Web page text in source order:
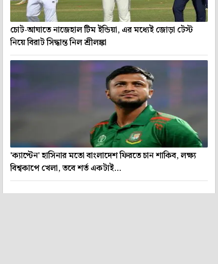
চোট-আঘাতে নাজেহাল টিম ইন্ডিয়া, এর মধ্যেই জোড়া টেস্ট
নিয়ে বিরাট সিদ্ধান্ত নিল শ্রীলঙ্কা
'ক্যাপ্টেন' হাসিনার মতো বাংলাদেশ ফিরতে চান শাকিব, লক্ষ্য
বিশ্বকাপে খেলা, তবে শর্ত একটাই...